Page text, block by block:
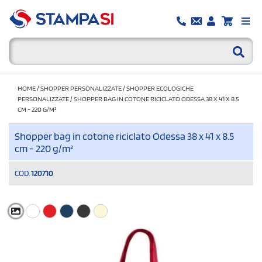
HOME/SHOPPER PERSONALIZZATE/SHOPPER ECOLOGICHE
PERSONALIZZATE/SHOPPER BAG IN COTONE RICICLATO ODESSA 38 X 41 X 8.5
CM - 220 G/M²
Shopper bag in cotone riciclato Odessa 38 x 41 x 8.5
cm - 220 g/m²
COD. 120710